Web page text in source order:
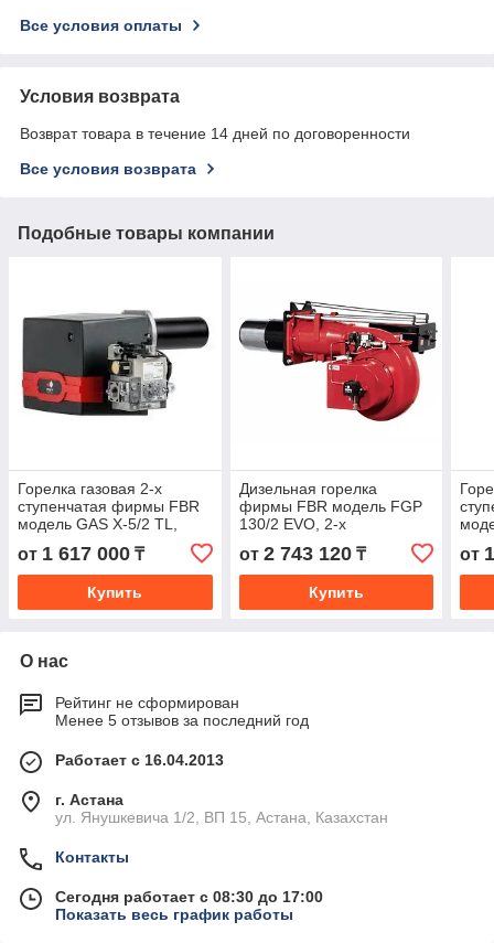
Все условия оплаты
Условия возврата
Возврат товара в течение 14 дней по договоренности
Все условия возврата
Подобные товары компании
Горелка газовая 2-х
ступенчатая фирмы FBR
модель GAS X-5/2 TL,
от 1 617 000 ₸
Купить
Дизельная горелка
фирмы FBR модель FGP
130/2 EVO, 2-х
336 - 1542 кВт
от 2 743 120₸
Купить
от
О нас
Рейтинг не сформирован
Менее 5 отзывов за последний год
Работает с 16.04.2013
г. Астана
ул. Янушкевича 1/2, ВП 15, Астана, Казахстан
Контакты
Сегодня работает с 08:30 до 17:00
Показать весь график работы